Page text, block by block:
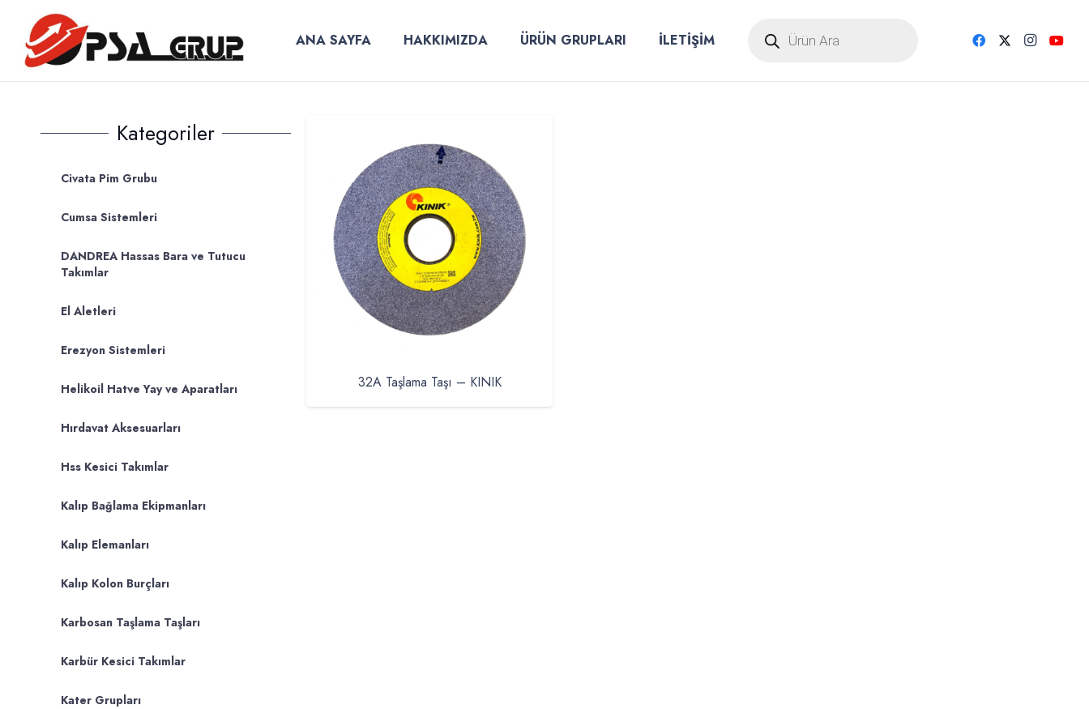
ANA SAYFA HAKKIMIZDA ÜRÜN GRUPLARI İLETİŞİM search
Kategoriler
Civata Pim Grubu
Cumsa Sistemleri
DANDREA Hassas Bara ve Tutucu
Takımlar
El Aletleri
Erezyon Sistemleri
Helikoil Hatve Yay ve Aparatları
Hırdavat Aksesuarları
Hss Kesici Takımlar
Kalıp Bağlama Ekipmanları
Kalıp Elemanları
Kalıp Kolon Burçları
Karbosan Taşlama Taşları
Karbür Kesici Takımlar
Kater Grupları
32A Taşlama Taşı – KINIK